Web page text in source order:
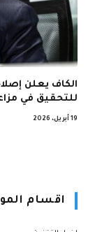
الكاف يعلن
للتحقيق في
19 أبريل، 2026
اقسام